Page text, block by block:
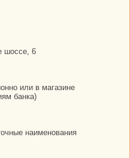
шоссе, 6
или в магазине
банка)
наименования